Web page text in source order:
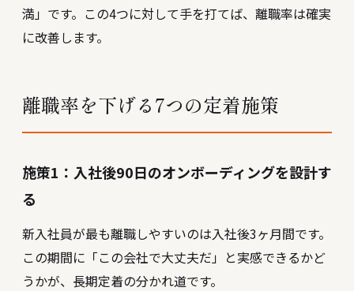
満」です。この4つに対して手を打てば、離職率は確実
に改善します。
離職率を下げる7つの定着施策
施策1：入社後90日のオンボーディングを設計す
る
新入社員が最も離職しやすいのは入社後3ヶ月間です。
この期間に「この会社で大丈夫だ」と実感できるかど
うかが、長期定着の分かれ道です。